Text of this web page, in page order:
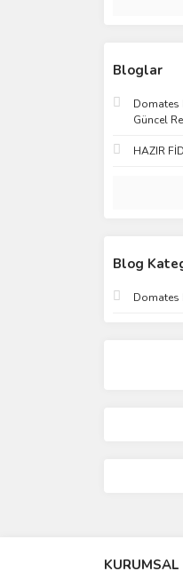
Bloglar
Domates
Güncel
HAZIR
Blog
Domates
KURUMSAL